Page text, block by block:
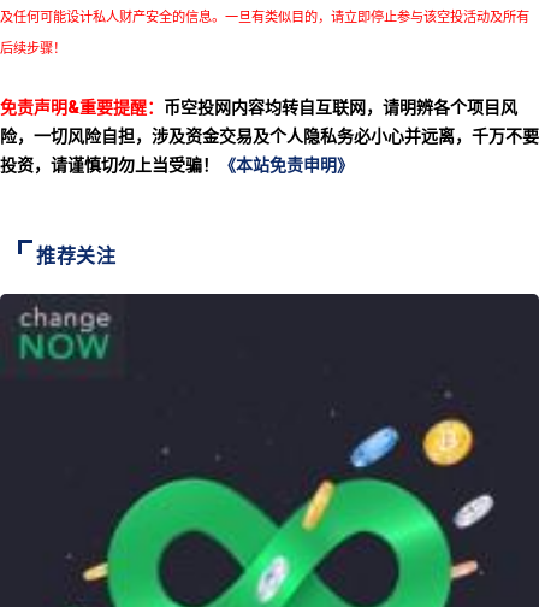
及任何可能设计私人财产安全的信息。一旦有类似目的，请立即停止参与该空投活动及所有
后续步骤！
免责声明&重要提醒： 币空投网内容均转自互联网，请明辨各个项目风
险，一切风险自担，涉及资金交易及个人隐私务必小心并远离，千万不要
投资，请谨慎切勿上当受骗！
《本站免责申明》
推荐关注